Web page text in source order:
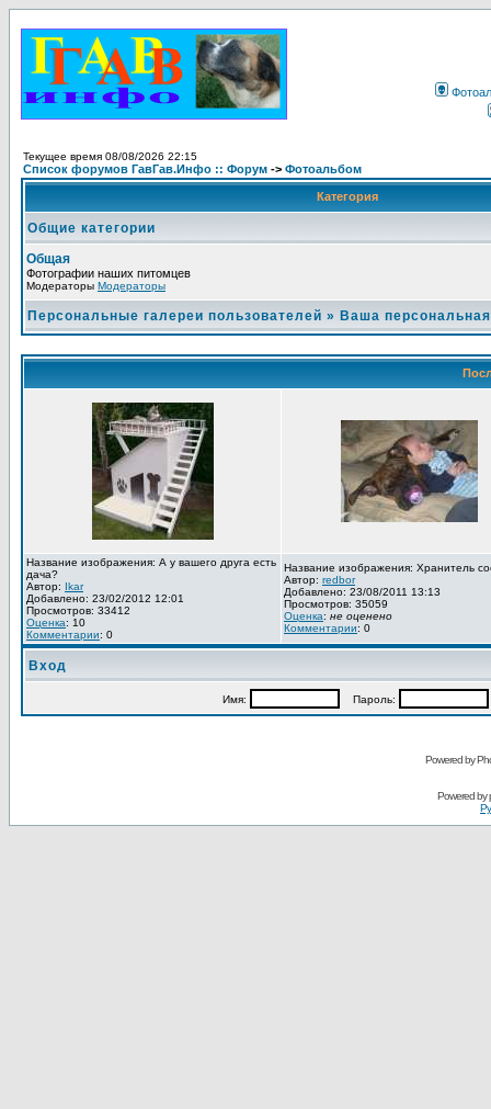
Текущее время 08/08/2026 22:15
Список форумов ГавГав.Инфо :: Форум -> Фотоальбом
Категория
Общие категории
Общая
Фотографии наших питомцев
Модераторы Модераторы
Персональные галереи пользователей » Ваша
Название изображения: А у вашего друга есть
дача?
Автор: Ikar
Добавлено: 23/02/2012 12:01
Просмотров: 33412
Оценка: 10
Комментарии: 0
Название изображения: Хранитель
Автор: redbor
Добавлено: 23/08/2011 13:13
Просмотров: 35059
Оценка: не оценено
Комментарии: 0
Вход
Имя: Пароль:
Powered by
Powered by